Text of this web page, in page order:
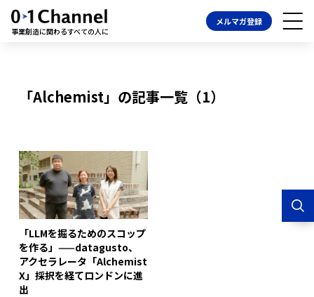
事業創造に関わるすべての人に
メルマガ登録
「Alchemist」の記事一覧（1）
「LLMを掘るためのスコップ
を作る」——datagusto、
アクセラレータ「Alchemist
X」採択を経てロンドンに進
出